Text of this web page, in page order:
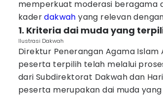
memperkuat moderasi beragama
kaderdakwah yang relevan
1. Kriteria dai muda yang
Ilustrasi Dakwah
Direktur Penerangan Agama
peserta terpilih telah melalui
dari Subdirektorat Dakwah dan
peserta merupakan dai muda